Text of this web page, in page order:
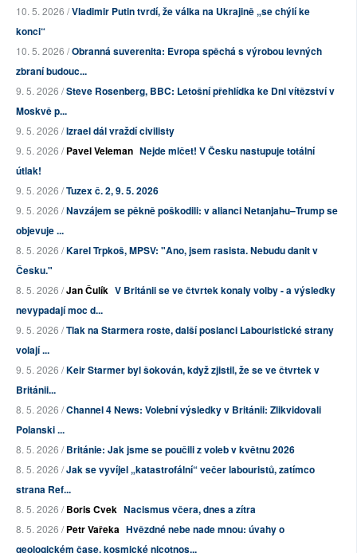
10. 5. 2026 /Vladimir Putin tvrdí, že válka na Ukrajině „se chýlí ke
konci“
10. 5. 2026 /Obranná suverenita: Evropa spěchá s výrobou levných
zbraní budouc...
9. 5. 2026 /Steve Rosenberg, BBC: Letošní přehlídka ke Dni vítězství v
Moskvě p...
9. 5. 2026 /Izrael dál vraždí civilisty
9. 5. 2026 /Pavel Veleman Nejde mlčet! V Česku nastupuje totální
útlak!
9. 5. 2026 /Tuzex č. 2, 9. 5. 2026
9. 5. 2026 /Navzájem se pěkně poškodili: v alianci Netanjahu–Trump se
objevuje ...
8. 5. 2026 /Karel Trpkoš, MPSV: "Ano, jsem rasista. Nebudu danit v
Česku."
8. 5. 2026 /Jan Čulík V Británii se ve čtvrtek konaly volby - a výsledky
nevypadají moc d...
9. 5. 2026 /Tlak na Starmera roste, další poslanci Labouristické strany
volají ...
9. 5. 2026 /Keir Starmer byl šokován, když zjistil, že se ve čtvrtek v
Británii...
8. 5. 2026 /Channel 4 News: Volební výsledky v Británii: Zlikvidovali
Polanski ...
8. 5. 2026 /Británie: Jak jsme se poučili z voleb v květnu 2026
8. 5. 2026 /Jak se vyvíjel „katastrofální“ večer labouristů, zatímco
strana Ref...
8. 5. 2026 /Boris Cvek Nacismus včera, dnes a zítra
8. 5. 2026 /Petr Vařeka Hvězdné nebe nade mnou: úvahy o
geologickém čase, kosmické nicotnos...